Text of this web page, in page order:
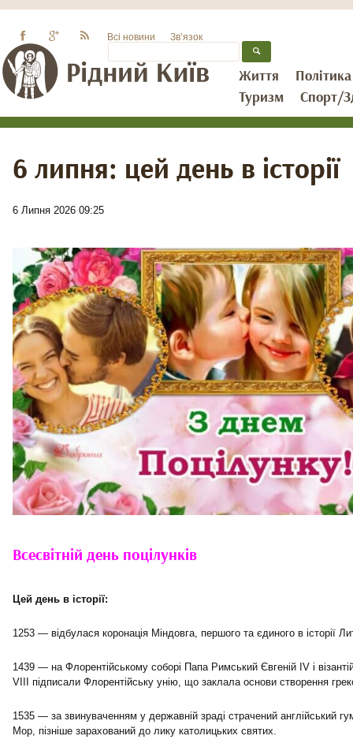
Життя
Політика
Туризм
Спорт/
Всі новини Зв’язок
6 липня: цей день в історії
6 Липня 2026 09:25
Всесвітній день поцілунків
Цей день в історії:
1253 — відбулася коронація Міндовга, першого та єдиного в історії
1439 — на Флорентійському соборі Папа Римський Євгеній IV і
VIII підписали Флорентійську унію, що заклала основи створення
1535 — за звинуваченням у державній зраді страчений англійський
Мор, пізніше зарахований до лику католицьких святих.